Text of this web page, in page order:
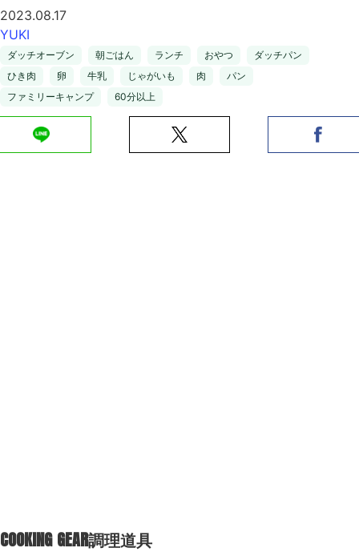
2023.08.17
YUKI
ダッチオーブン 朝ごはん ランチ おやつ
ダッチパン
ひき肉
卵 牛乳 じゃがいも 肉
パン
ファミリーキャンプ
60分以上
COOKING GEAR調理道具